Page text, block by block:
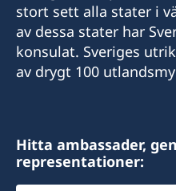
stort sett alla stater i
av dessa stater har
konsulat. Sveriges
av drygt 100
Hitta ambassader,
representationer: